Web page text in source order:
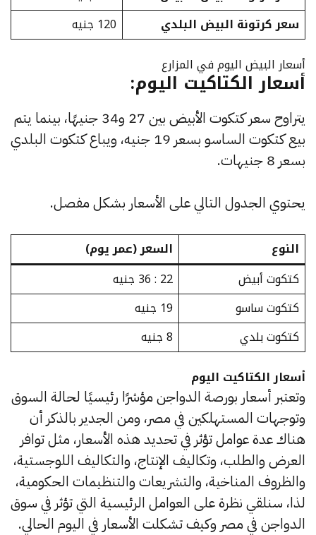
سعر كرتونة البيض البلدي
120 جنيه
أسعار البيض اليوم في المزارع
أسعار الكتاكيت اليوم:
يتراوح سعر كتكوت الأبيض بين 27 و34 جنيهًا، بينما يتم
بيع كتكوت الساسو بسعر 19 جنيه، ويباع كتكوت البلدي
بسعر 8 جنيهات.
يحتوي الجدول التالي على الأسعار بشكل مفصل.
النوع
السعر (عمر يوم)
كتكوت أبيض
22 : 36 جنيه
كتكوت ساسو
19 جنيه
كتكوت بلدي
8 جنيه
أسعار الكتاكيت اليوم
وتعتبر أسعار بورصة الدواجن مؤشرًا رئيسيًا لحالة السوق
وتوجهات المستهلكين في مصر، ومن الجدير بالذكر أن
هناك عدة عوامل تؤثر في تحديد هذه الأسعار، مثل توافر
العرض والطلب، وتكاليف الإنتاج، والتكاليف اللوجستية،
والظروف المناخية، والتشريعات والتنظيمات الحكومية،
لذا، سنلقي نظرة على العوامل الرئيسية التي تؤثر في سوق
الدواجن في مصر وكيف تشكلت الأسعار في اليوم الحالي.